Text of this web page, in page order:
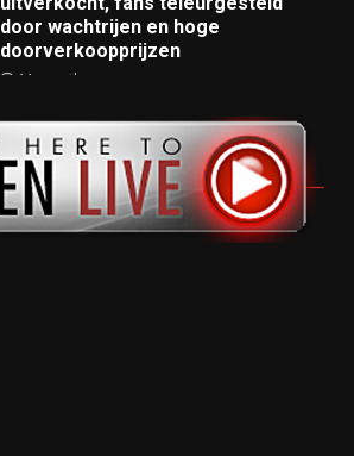
door wachtrijen en hoge
doorverkoopprijzen
11 months ago